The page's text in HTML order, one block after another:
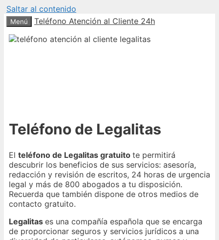
Saltar al contenido
Menú Teléfono Atención al Cliente 24h
Teléfono de Legalitas
El teléfono de Legalitas gratuito te permitirá
descubrir los beneficios de sus servicios: asesoría,
redacción y revisión de escritos, 24 horas de urgencia
legal y más de 800 abogados a tu disposición.
Recuerda que también dispone de otros medios de
contacto gratuito.
Legalitas es una compañía española que se encarga
de proporcionar seguros y servicios jurídicos a una